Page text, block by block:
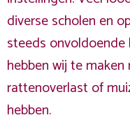
diverse scholen en
steeds onvoldoende
hebben wij te
rattenoverlast of
hebben.